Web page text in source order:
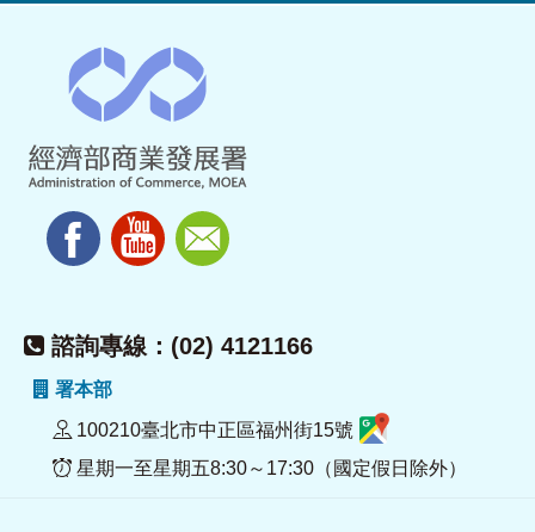
諮詢專線：(02) 4121166
署本部
100210臺北市中正區福州街15號
星期一至星期五8:30～17:30（國定假日除外）